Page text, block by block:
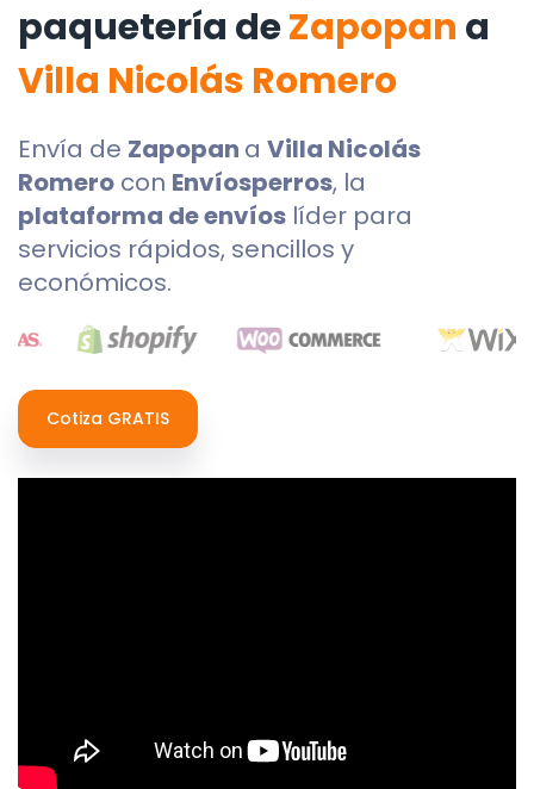
paquetería deZapopan a
Villa Nicolás Romero
Envía de Zapopan a Villa Nicolás
Romero con Envíosperros, la
plataforma de envíos líder para
servicios rápidos, sencillos y
económicos.
Cotiza GRATIS